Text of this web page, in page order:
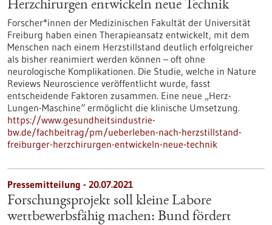
Herzchirurgen entwickeln neue Technik
Forscher*innen der Medizinischen Fakultät der Universität
Freiburg haben einen Therapieansatz entwickelt, mit dem
Menschen nach einem Herzstillstand deutlich erfolgreicher
als bisher reanimiert werden können – oft ohne
neurologische Komplikationen. Die Studie, welche in Nature
Reviews Neuroscience veröffentlicht wurde, fasst
entscheidende Faktoren zusammen. Eine neue „Herz-
Lungen-Maschine“ ermöglicht die klinische Umsetzung.
https://www.gesundheitsindustrie-
bw.de/fachbeitrag/pm/ueberleben-nach-herzstillstand-
freiburger-herzchirurgen-entwickeln-neue-technik
Pressemitteilung - 20.07.2021
Forschungsprojekt soll kleine Labore
wettbewerbsfähig machen: Bund fördert